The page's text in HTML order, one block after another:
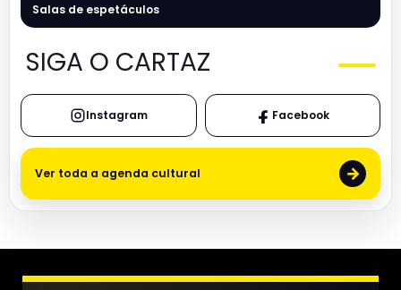
Salas de espetáculos
SIGA O CARTAZ
Instagram Facebook
Ver toda a agenda cultural →